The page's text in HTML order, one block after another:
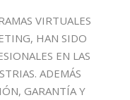
VIRTUALES
HAN SIDO
EN LAS
ADEMÁS
GARANTÍA Y